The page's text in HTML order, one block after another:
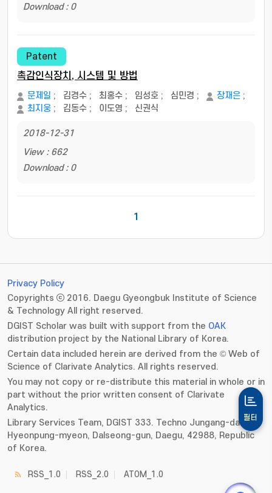
Download : 0
Patent
촉감인식장치, 시스템 및 방법
문제일 ; 김경수 ; 최홍수 ; 임성호 ; 심민경 ; 장재은 ;
최지웅 ; 김동수 ; 이도영 ; 신권식
2018-12-31
View : 662
Download : 0
1
필터
Privacy Policy
Copyrights ⓒ 2016. Daegu Gyeongbuk Institute of Science
& Technology All right reserved.
DGIST Scholar was built with support from the OAK
distribution project by the National Library of Korea.
Certain data included herein are derived from the © Web of
Science of Clarivate Analytics. All rights reserved.
You may not copy or re-distribute this material in whole or in
part without the prior written consent of Clarivate
Analytics.
Library Services Team, DGIST 333. Techno Jungang-daero,
Hyeonpung-myeon, Dalseong-gun, Daegu, 42988, Republic
of Korea.
RSS_1.0 RSS_2.0 ATOM_1.0